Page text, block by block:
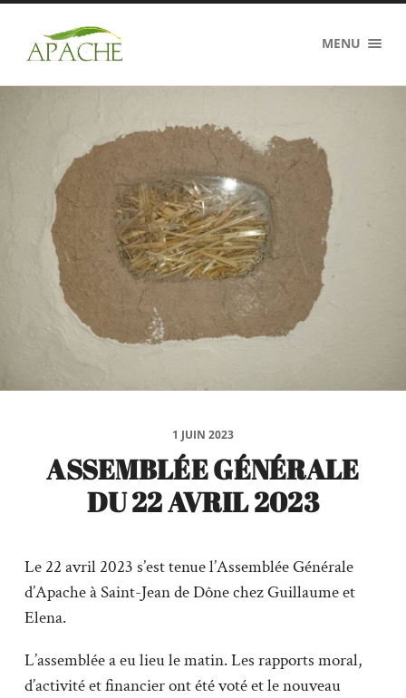
Association
Apache
MENU
1 JUIN 2023
ASSEMBLÉE GÉNÉRALE
DU 22 AVRIL 2023
Le 22 avril 2023 s’est tenue l’Assemblée Générale
d’Apache à Saint-Jean de Dône chez Guillaume et
Elena.
L’assemblée a eu lieu le matin. Les rapports moral,
d’activité et financier ont été voté et le nouveau